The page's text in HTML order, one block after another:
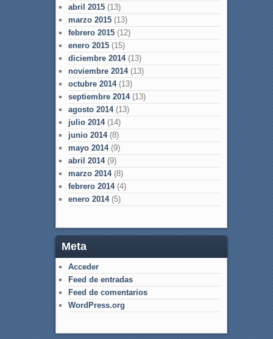
abril 2015(13)
marzo 2015(13)
febrero 2015(12)
enero 2015(15)
diciembre 2014(13)
noviembre 2014(13)
octubre 2014(13)
septiembre 2014(13)
agosto 2014(13)
julio 2014(14)
junio 2014(8)
mayo 2014(9)
abril 2014(9)
marzo 2014(8)
febrero 2014(4)
enero 2014(5)
Meta
Acceder
Feed de entradas
Feed de comentarios
WordPress.org